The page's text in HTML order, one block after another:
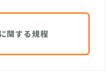
関する規程